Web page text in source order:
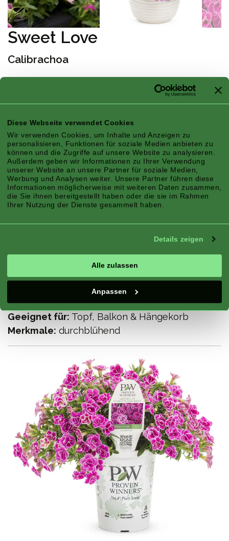
Diese Webseite verwendet Cookies
Wir verwenden Cookies, um Inhalte und Anzeigen zu
personalisieren, Funktionen für soziale Medien anbieten zu
können und die Zugriffe auf unsere Website zu analysieren.
Außerdem geben wir Informationen zu Ihrer Verwendung
unserer Website an unsere Partner für soziale Medien,
Werbung und Analysen weiter. Unsere Partner führen diese
Informationen möglicherweise mit weiteren Daten zusammen,
die Sie ihnen bereitgestellt haben oder die sie im Rahmen
Ihrer Nutzung der Dienste gesammelt haben.
Details zeigen
Alle zulassen
Anpassen
Sweet Love
Calibrachoa
Eine Pflanze, die man nicht verpassen sollte!
Sweet Love produziert eine Menge zierlicher,
weißem Pikotinrand. Das Ergebnis sieht aus wie
Miniatur-Rosenknospen. Hervorragend geeignet
für Hängekörbe, um sie einzeln oder in
Mischungen in ihrer vollen Blütenpracht zu
zeigen.Höhe x Ausbreitung/Trail: 25 x 30 cm
Eigenschaften
Klimazone:Berg, Atlantik, Kontinentale
Sommer
Standort:Sonne, Halbschatten
Geeignet für: Topf, Balkon & Hängekorb
Merkmale: durchblühend